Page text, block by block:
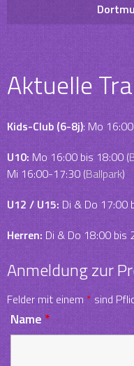
Aktuelle
Kids-Club (6-8j): Mo
U10: Mo 16:00 bis 18:00 (
Mi 16:00-17:30 (Ballpark)
U12 / U15: Di & Do 17:00
Herren: Di & Do 18:00 bis
Anmeldung zur
Felder mit einem * sind
Name*